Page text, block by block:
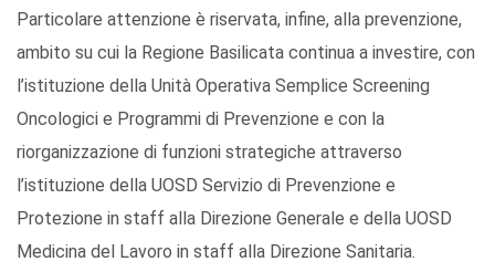
Particolare attenzione è riservata, infine, alla prevenzione,
ambito su cui la Regione Basilicata continua a investire, con
l’istituzione della Unità Operativa Semplice Screening
Oncologici e Programmi di Prevenzione e con la
riorganizzazione di funzioni strategiche attraverso
l’istituzione della UOSD Servizio di Prevenzione e
Protezione in staff alla Direzione Generale e della UOSD
Medicina del Lavoro in staff alla Direzione Sanitaria.